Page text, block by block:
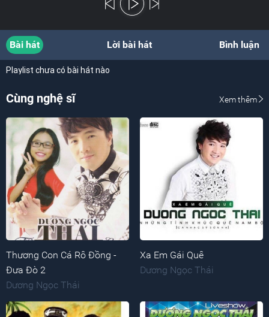
Bài hát Lời bài hát Bình luận
Playlist chưa có bài hát nào
Cùng nghệ sĩ Xem thêm
Thương Con Cá Rô Đồng -
Đưa Đò 2
Dương Ngọc Thái
Xa Em Gái Quê
Dương Ngọc Thái